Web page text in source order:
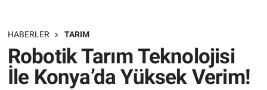
HABERLER TARIM
Robotik Tarım Teknolojisi
İle Konya’da Yüksek Verim!